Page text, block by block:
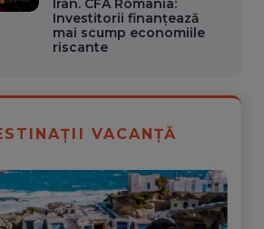
Investitorii finanțează
mai scump economiile
riscante
VACANȚĂ